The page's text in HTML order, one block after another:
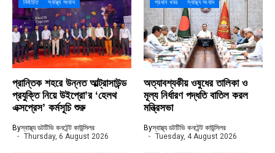
নির্বাচিত স্বাস্থ্য সংবাদ
প্রান্তিক শহরে উন্নত আল্ট্রাসাউন্ড
প্রযুক্তি নিয়ে উইপ্রো’র ‘হেলথ
এক্সপ্রেস’ কর্মসূচি শুরু
Byস্বাস্থ্য ডটটিভি কনটেন্ট কাউন্সিলর
Thursday, 6 August 2026
প্রধান খবর স্বাস্থ্য সংবাদ
অত্যাবশ্যকীয় ওষুধের তালিকা ও
মূল্য নির্ধারণ পদ্ধতি বাতিল করল
মন্ত্রিসভা
Byস্বাস্থ্য ডটটিভি কনটেন্ট কাউন্সিলর
Tuesday, 4 August 2026